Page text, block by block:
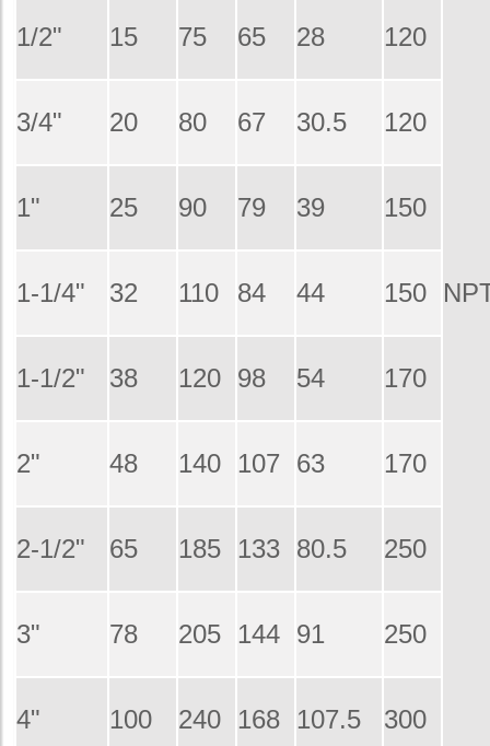
1/2" 15 75 65 28 120
3/4" 20 80 67 30.5 120
1" 25 90 79 39 150
1-1/4" 32 110 84 44 150
1-1/2" 38 120 98 54 170
2" 48 140 107 63 170
2-1/2" 65 185 133 80.5 250
3" 78 205 144 91 250
4" 100 240 168 107.5 300